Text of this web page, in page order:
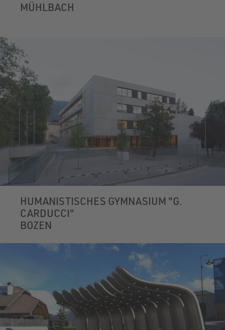
MÜHLBACH
HUMANISTISCHES GYMNASIUM "G.
CARDUCCI"
BOZEN